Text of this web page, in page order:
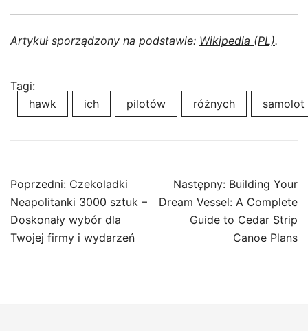
Artykuł sporządzony na podstawie: Wikipedia (PL).
Tagi:
hawk
ich pilotów różnych samolot
Nawigacja
wpisu
Poprzedni: Czekoladki
Neapolitanki 3000 sztuk –
Doskonały wybór dla
Twojej firmy i wydarzeń
Następny: Building Your
Dream Vessel: A Complete
Guide to Cedar Strip
Canoe Plans